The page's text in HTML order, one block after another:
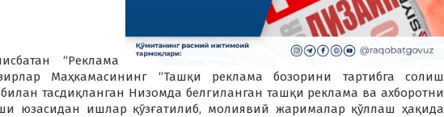
“Реклама
Маҳкамасининг “Ташқи реклама бозорини тартибга солиш
тасдиқланган Низомда белгиланган ташқи реклама ва ахборотни
юзасидан ишлар қўзғатилиб, молиявий жарималар қўллаш ҳақида